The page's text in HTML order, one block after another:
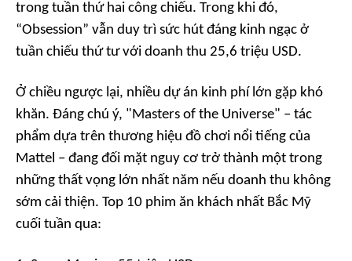
trong tuần thứ hai công chiếu. Trong khi đó,
“Obsession” vẫn duy trì sức hút đáng kinh ngạc ở
tuần chiếu thứ tư với doanh thu 25,6 triệu USD.
Ở chiều ngược lại, nhiều dự án kinh phí lớn gặp khó
khăn. Đáng chú ý, "Masters of the Universe" – tác
phẩm dựa trên thương hiệu đồ chơi nổi tiếng của
Mattel – đang đối mặt nguy cơ trở thành một trong
những thất vọng lớn nhất năm nếu doanh thu không
sớm cải thiện. Top 10 phim ăn khách nhất Bắc Mỹ
cuối tuần qua: